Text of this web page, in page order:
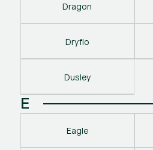
Dragon
Dryflo
Dusley
E
Eagle